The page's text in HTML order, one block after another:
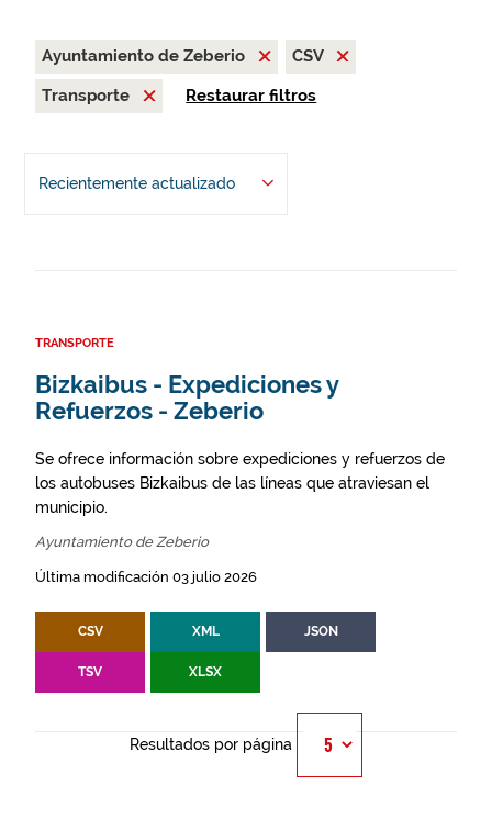
Ayuntamiento de Zeberio
CSV
Transporte
Restaurar filtros
Recientemente actualizado
TRANSPORTE
Bizkaibus - Expediciones y
Refuerzos - Zeberio
Se ofrece información sobre expediciones y refuerzos de
los autobuses Bizkaibus de las líneas que atraviesan el
municipio.
Ayuntamiento de Zeberio
Última modificación 03 julio 2026
CSV XML JSON
TSV XLSX
Resultados por página